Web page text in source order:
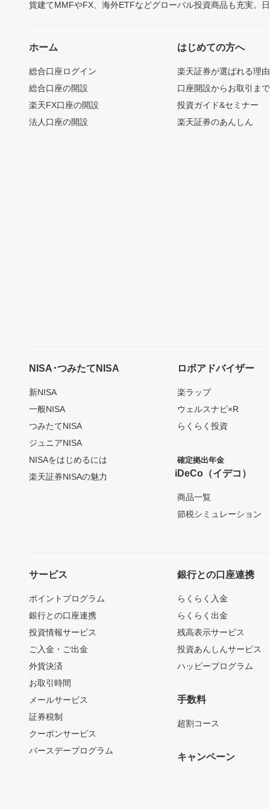
貨建てMMFやFX、海外ETFなどグローバル投資商品も充実。
ホーム
総合口座ログイン
総合口座の開設
楽天FX口座の開設
法人口座の開設
はじめての方へ
楽天証券が選ばれる理由
口座開設からお取引ま
投資ガイド&セミナー
楽天証券のあんしん
NISA･つみたてNISA
新NISA
一般NISA
つみたてNISA
ジュニアNISA
NISAをはじめるには
楽天証券NISAの魅力
ロボアドバイザー
楽ラップ
ウェルスナビ×R
らくらく投資
確定拠出年金
iDeCo（イデコ）
商品一覧
節税シミュレーション
サービス
ポイントプログラム
銀行との口座連携
投資情報サービス
ご入金・ご出金
外貨決済
お取引時間
メールサービス
証券税制
クーポンサービス
バースデープログラム
銀行との口座連携
らくらく入金
らくらく出金
残高表示サービス
投資あんしんサービス
ハッピープログラム
手数料
超割コース
キャンペーン